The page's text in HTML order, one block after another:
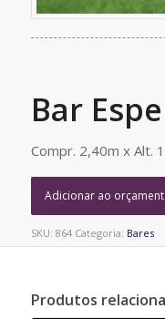
Bar
Compr. 2,40m x Alt.
Adicionar ao
SKU: 864 Categoria: Bares
Produtos